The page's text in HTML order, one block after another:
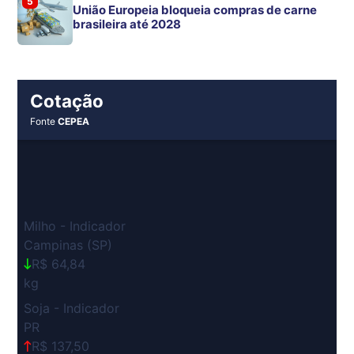
União Europeia bloqueia compras de carne
brasileira até 2028
Cotação
FonteCEPEA
Milho - Indicador
Campinas (SP)
R$ 64,84
kg
Soja - Indicador
PR
R$ 137,50